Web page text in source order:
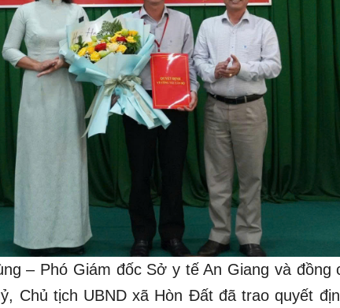
– Phó Giám đốc Sở y tế An Giang và đồng
Chủ tịch UBND xã Hòn Đất đã trao quyết